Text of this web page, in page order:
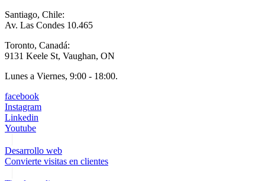
Santiago, Chile:
Av. Las Condes 10.465
Toronto, Canadá:
9131 Keele St, Vaughan, ON
Lunes a Viernes, 9:00 - 18:00.
facebook
Instagram
Linkedin
Youtube
Desarrollo web
Convierte visitas en clientes